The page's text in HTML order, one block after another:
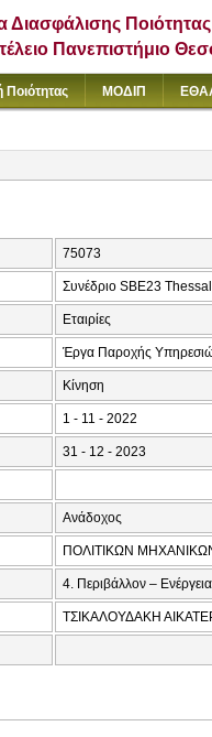
Διασφάλισης Ποιότητας
Πανεπιστήμιο
Ποιότητας ΜΟΔΙΠ
75073
Συνέδριο SBE23
Εταιρίες
Έργα Παροχής
Κίνηση
1 - 11 - 2022
31 - 12 - 2023
Ανάδοχος
ΠΟΛΙΤΙΚΩΝ
4. Περιβάλλον – Ενέργεια
ΤΣΙΚΑΛΟΥΔΑΚΗ